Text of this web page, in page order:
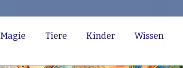
Magie Tiere Kinder Wissen